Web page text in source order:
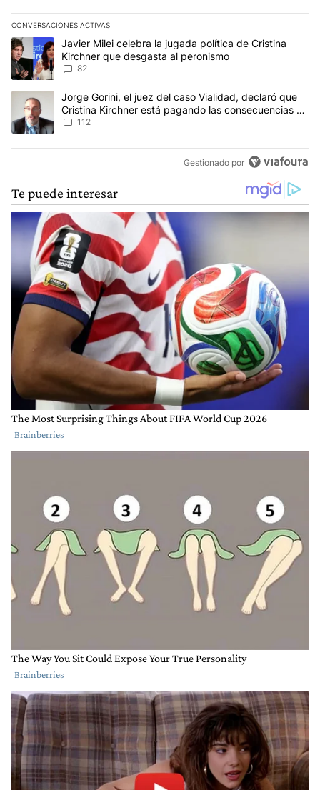
CONVERSACIONES ACTIVAS
Este listado muestra los artículos con más comentarios en los
Un artículo de tendencia con el título "Javier Milei celebra la
Javier Milei celebra la jugada política de Cristina
Kirchner que desgasta al peronismo
82
Un artículo de tendencia con el título "Jorge Gorini, el juez del
Jorge Gorini, el juez del caso Vialidad, declaró que
Cristina Kirchner está pagando las consecuencias de
cometer "un delito comprobado"
112
Gestionado por